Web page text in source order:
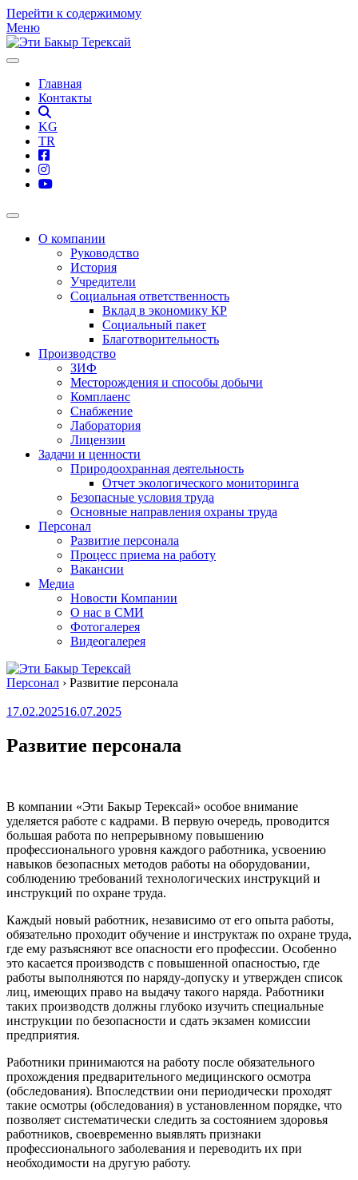
Перейти к содержимому
Меню
Главная
Контакты
KG
TR
О компании
Руководство
История
Учредители
Социальная ответственность
Вклад в экономику КР
Социальный пакет
Благотворительность
Производство
ЗИФ
Месторождения и способы добычи
Комплаенс
Снабжение
Лаборатория
Лицензии
Задачи и ценности
Природоохранная деятельность
Отчет экологического мониторинга
Безопасные условия труда
Основные направления охраны труда
Персонал
Развитие персонала
Процесс приема на работу
Вакансии
Медиа
Новости Компании
О нас в СМИ
Фотогалерея
Видеогалерея
Персонал › Развитие персонала
17.02.202516.07.2025
Развитие персонала
В компании «Эти Бакыр Терексай» особое внимание
уделяется работе с кадрами. В первую очередь, проводится
большая работа по непрерывному повышению
профессионального уровня каждого работника, усвоению
навыков безопасных методов работы на оборудовании,
соблюдению требований технологических инструкций и
инструкций по охране труда.
Каждый новый работник, независимо от его опыта работы,
обязательно проходит обучение и инструктаж по охране труда,
где ему разъясняют все опасности его профессии. Особенно
это касается производств с повышенной опасностью, где
работы выполняются по наряду-допуску и утвержден список
лиц, имеющих право на выдачу такого наряда. Работники
таких производств должны глубоко изучить специальные
инструкции по безопасности и сдать экзамен комиссии
предприятия.
Работники принимаются на работу после обязательного
прохождения предварительного медицинского осмотра
(обследования). Впоследствии они периодически проходят
такие осмотры (обследования) в установленном порядке, что
позволяет систематически следить за состоянием здоровья
работников, своевременно выявлять признаки
профессионального заболевания и переводить их при
необходимости на другую работу.